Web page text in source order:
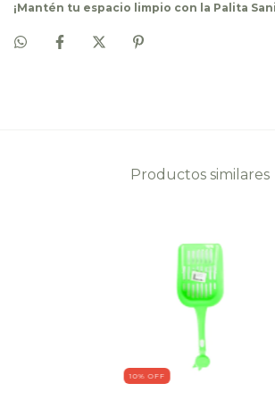
¡Mantén tu espacio limpio con la Palita
Productos similares
10% OFF